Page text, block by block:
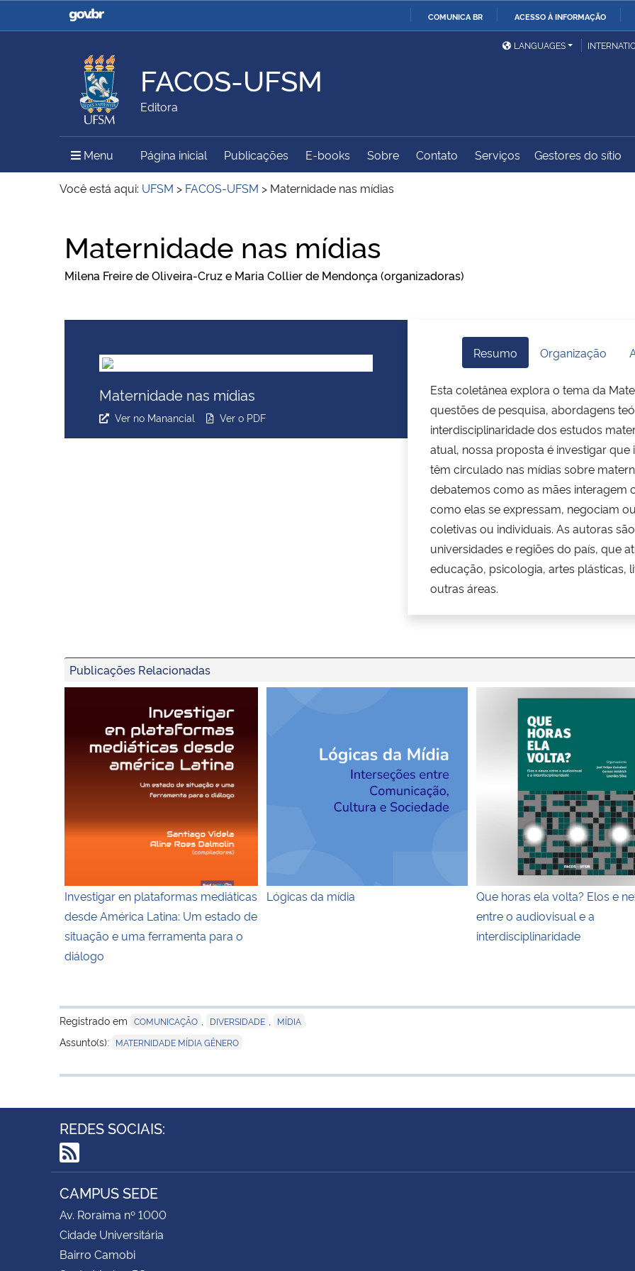
COMUNICA BR ACESSO À INFORMAÇÃO
Casa Civil
Ministério da Justiça e
Ministério da Defesa
Ministério das Relações
Exteriores
Ministério da Agricultura,
Pecuária e Abastecimento
Ministério da Educação
Ministério do Meio Ambiente Ministério do Turismo
Ministério do
Desenvolvimento Regional
Controladoria-Geral da
Secretaria de Governo
Gabinete de Segurança
Institucional
Advocacia-Geral da União
LANGUAGES
FACOS-UFSM
Editora
Menu Menu Principal do Sítio
Página inicial Publicações E-books Sobre Contato Serviços Gestores do sítio
Você está aqui: UFSM > FACOS-UFSM > Maternidade nas mídias
Maternidade nas mídias
Milena Freire de Oliveira-Cruz e Maria Collier de Mendonça (organizadoras)
Maternidade nas mídias
Ver no Manancial Ver o PDF
Resumo Organização
Esta coletânea explora o tema da
questões de pesquisa, abordagens
interdisciplinaridade dos estudos
atual, nossa proposta é investigar
têm circulado nas mídias sobre
debatemos como as mães interagem
como elas se expressam, negociam
coletivas ou individuais. As autoras
universidades e regiões do país, que
educação, psicologia, artes plásticas,
outras áreas.
Publicações Relacionadas
Investigar en plataformas mediáticas
desde América Latina: Um estado de
situação e uma ferramenta para o
diálogo
Lógicas da mídia
Que horas ela volta? Elos e
Que horas ela volta? Elos e
entre o audiovisual e a
interdisciplinaridade
Registrado em COMUNICAÇÃO DIVERSIDADE MÍDIA
Assunto(s): MATERNIDADE MÍDIA GÊNERO
REDES SOCIAIS:
RSS
CAMPUS SEDE
Av. Roraima nº 1000
Cidade Universitária
Bairro Camobi